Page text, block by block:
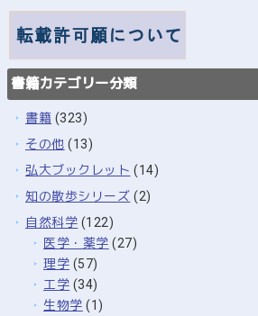
書籍カテゴリー分類
書籍 (323)
その他 (13)
弘大ブックレット (14)
知の散歩シリーズ (2)
自然科学 (122)
医学・薬学 (27)
理学 (57)
工学 (34)
生物学 (1)